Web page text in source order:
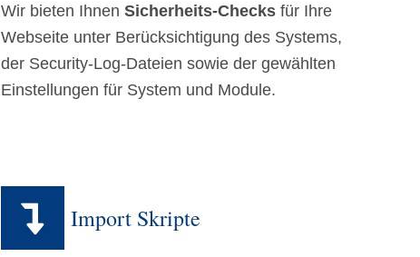
Wir bieten Ihnen Sicherheits-Checksfür Ihre
Webseite unter Berücksichtigung des Systems,
der Security-Log-Dateien sowie der gewählten
Einstellungen für System und Module.
Import Skripte